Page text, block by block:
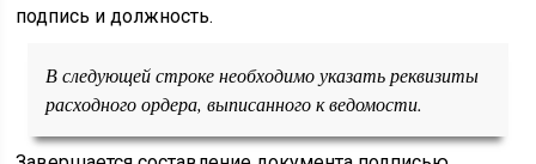
подпись и должность.
В следующей строке необходимо указать реквизиты
расходного ордера, выписанного к ведомости.